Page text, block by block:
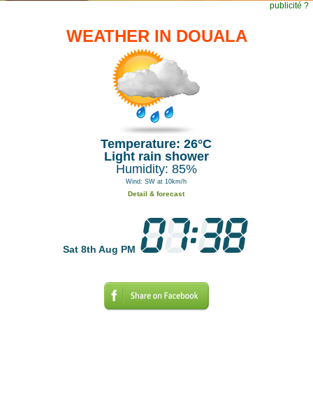
publicité ?
WEATHER IN DOUALA
Temperature: 26°C
Light rain shower
Humidity: 85%
Wind: SW at 10km/h
Detail & forecast
Sat 8th Aug PM